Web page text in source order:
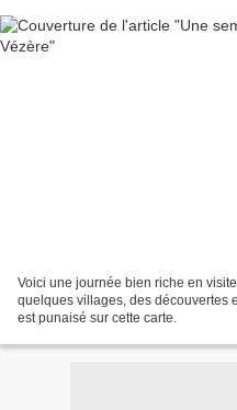
Voici une journée bien riche en
quelques villages, des découvertes
est punaisé sur cette carte.